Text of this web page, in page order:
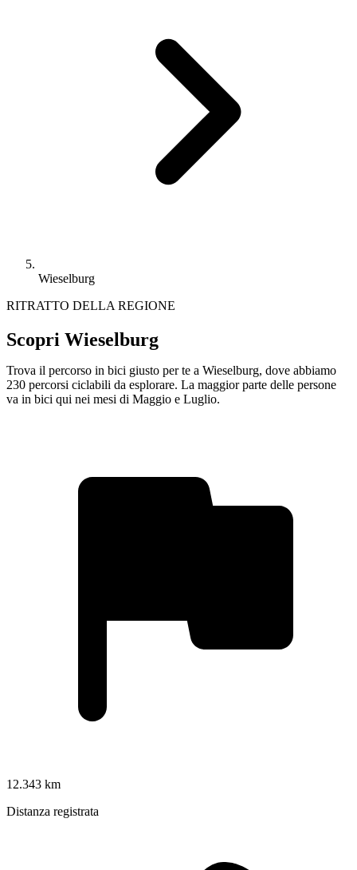
Wieselburg
RITRATTO DELLA REGIONE
Scopri Wieselburg
Trova il percorso in bici giusto per te a Wieselburg, dove abbiamo
230 percorsi ciclabili da esplorare. La maggior parte delle persone
va in bici qui nei mesi di Maggio e Luglio.
12.343 km
Distanza registrata